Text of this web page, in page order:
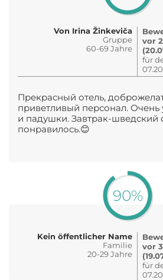
Von Irina Žinkeviča
Gruppe
60-69 Jahre
vor
für
Прекрасный отель,
приветливый персонал.
и падушки. Завтрак-шведский
понравилось.😊
90%
Kein öffentlicher Name
Familie
20-29 Jahre
vor
für